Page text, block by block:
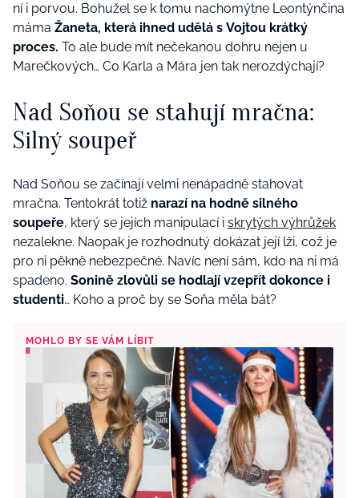
ní i porvou. Bohužel se k tomu nachomýtne Leontýnčina
máma Žaneta, která ihned udělá s Vojtou krátký
proces. To ale bude mít nečekanou dohru nejen u
Marečkových… Co Karla a Mára jen tak nerozdýchají?
Nad Soňou se stahují mračna:
Silný soupeř
Nad Soňou se začínají velmi nenápadně stahovat
mračna. Tentokrát totiž narazí na hodně silného
soupeře, který se jejích manipulací i skrytých výhrůžek
nezalekne. Naopak je rozhodnutý dokázat její lži, což je
pro ni pěkně nebezpečné. Navíc není sám, kdo na ni má
spadeno. Sonině zlovůli se hodlají vzepřít dokonce i
studenti… Koho a proč by se Soňa měla bát?
MOHLO BY SE VÁM LÍBIT